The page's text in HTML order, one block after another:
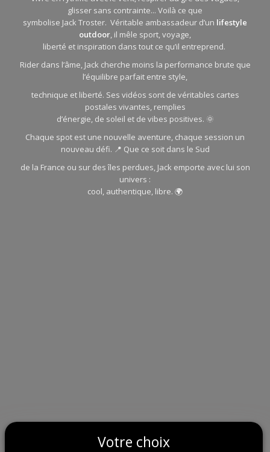
glisser sans contrainte... Voilà ce que
symbolise Jack Troster. Véritable ambassadeur d’un lifestyle
outdoor, il mêle sport, voyage,
liberté et inspiration dans tout ce qu’il entreprend.
Rider dans l’âme, Jack cherche moins la performance brute que
l’équilibre parfait entre style,
technique et liberté. Ses vidéos sont de véritables cartes
postales vivantes, remplies
d’énergie, de soleil et de vibes positives. 🌞
Chaque spot est une nouvelle aventure, chaque session un
nouveau défi. 📍 Que ce soit dans le Sud
de la France ou sur des îles perdues, Jack emporte avec lui son
univers :
cool, authentique, libre. 🌍
Votre choix